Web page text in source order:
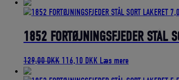
pris
68,00 DKK.
pris
61,20 DKK.
1852 FORTØJNINGSFJEDER STÅL
129,00DKK Den
116,10 DKK Den
Læs mere